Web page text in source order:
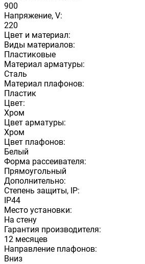
900
Напряжение, V:
220
Цвет и материал:
Виды материалов:
Пластиковые
Материал арматуры:
Сталь
Материал плафонов:
Пластик
Цвет:
Хром
Цвет арматуры:
Хром
Цвет плафонов:
Белый
Форма рассеивателя:
Прямоугольный
Дополнительно:
Степень защиты, IP:
IP44
Место установки:
На стену
Гарантия производителя:
12 месяцев
Направление плафонов:
Вниз